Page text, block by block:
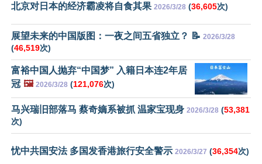
北京对日本的经济霸凌将自食其果 2026/3/28 (36,605次)
展望未来的中国版图：一夜之间五省独立？ 📝 2026/3/28
(46,519次)
富裕中国人抛弃“中国梦” 入籍日本连2年居
冠 🖼️ 2026/3/28 (121,076次)
马兴瑞旧部落马 蔡奇嫡系被抓 温家宝现身 2026/3/28 (53,381
次)
忧中共国安法 多国发香港旅行安全警示 2026/3/27 (36,354次)